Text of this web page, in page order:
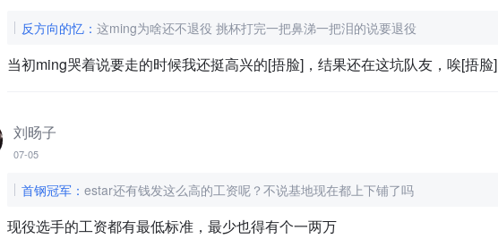
反方向的忆 ： 这ming为啥还不退役 挑杯打完一把鼻涕一把泪的说要退役
当初ming哭着说要走的时候我还挺高兴的[捂脸]，结果还在这坑队友，唉[捂脸]
刘旸子
07-05
首钢冠军 ： estar还有钱发这么高的工资呢？不说基地现在都上下铺了吗
现役选手的工资都有最低标准，最少也得有个一两万